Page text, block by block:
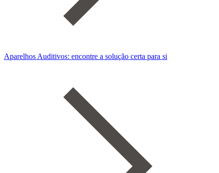
Aparelhos Auditivos: encontre a solução certa para si